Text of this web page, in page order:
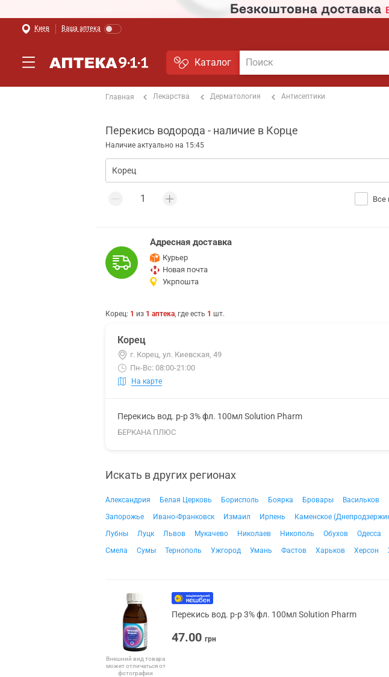
Киев Ваша аптека
Каталог
Главная Лекарства Дерматология Антисептики
Перекись водорода - наличие в Корце
Наличие актуально на 15:45
Все
Адресная доставка
Курьер
Новая почта
Укрпошта
Корец: 1 из 1 аптека, где есть 1 шт.
Корец
г. Корец, ул. Киевская, 49
Пн-Вс: 08:00-21:00
На карте
Перекись вод. р-р 3% фл. 100мл Solution Pharm
БЕРКАНА ПЛЮС
Искать в других регионах
Александрия Белая Церковь Борисполь Боярка Бровары Васильков
Запорожье
Ивано-Франковск Измаил Ирпень Каменское
Лубны
Луцк Львов Мукачево Николаев Никополь Обухов Одесса
Смела
Сумы Тернополь Ужгород Умань Фастов Харьков Херсон
Внешний вид товара
может отличаться от
фотографии
Перекись вод. р-р 3% фл. 100мл Solution Pharm
47.00 грн